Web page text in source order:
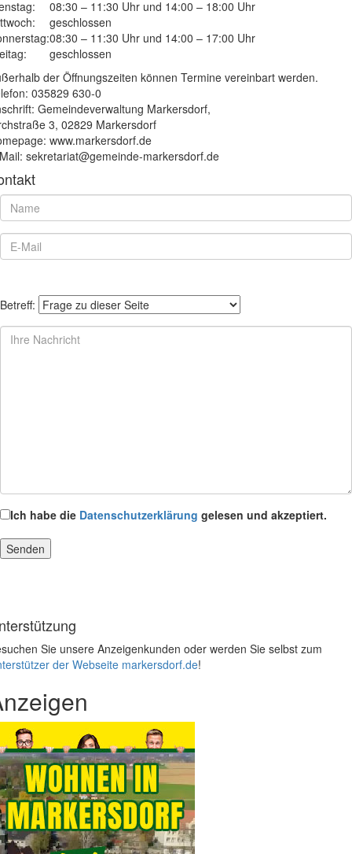
08:30 – 11:30 Uhr und 14:00 – 18:00 Uhr
geschlossen
08:30 – 11:30 Uhr und 14:00 – 17:00 Uhr
geschlossen
der Öffnungszeiten können Termine vereinbart werden.
035829 630-0
Gemeindeverwaltung Markersdorf,
3, 02829 Markersdorf
www.markersdorf.de
sekretariat@gemeinde-markersdorf.de
Betreff:
Ich habe die Datenschutzerklärung gelesen und akzeptiert.
Sie unsere Anzeigenkunden oder werden Sie selbst zum
der Webseite markersdorf.de!